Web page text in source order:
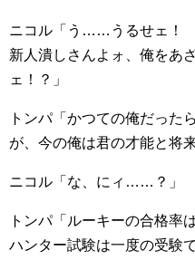
ニコル「う……うるせェ！
新人潰しさんよォ、俺をあ
ェ！？」
トンパ「かつての俺だった
が、今の俺は君の才能と将
ニコル「な、にィ……？」
トンパ「ルーキーの合格率
ハンター試験は一度の受験